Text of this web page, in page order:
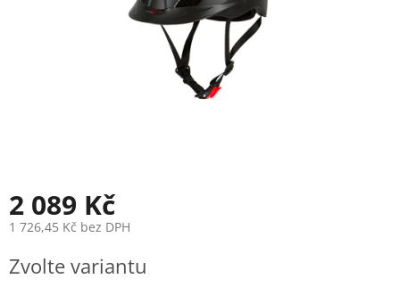
2 089 Kč
1 726,45 Kč bez DPH
cena:
Zvolte variantu